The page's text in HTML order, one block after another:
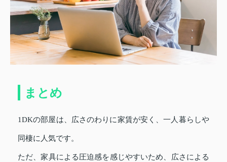
まとめ
1DKの部屋は、広さのわりに家賃が安く、一人暮らしや
同棲に人気です。
ただ、家具による圧迫感を感じやすいため、広さによる